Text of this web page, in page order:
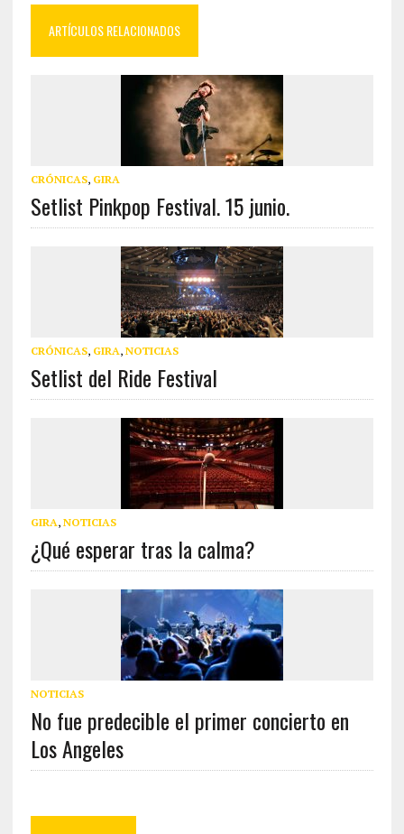
ARTÍCULOS RELACIONADOS
CRÓNICAS, GIRA
Setlist Pinkpop Festival. 15 junio.
CRÓNICAS, GIRA, NOTICIAS
Setlist del Ride Festival
GIRA, NOTICIAS
¿Qué esperar tras la calma?
NOTICIAS
No fue predecible el primer concierto en
Los Angeles